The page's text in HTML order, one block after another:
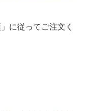
に従ってご注文く